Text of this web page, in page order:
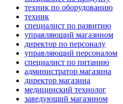
техник по оборудованию
техник
специалист по развитию
управляющий магазином
директор по персоналу
управляющий персоналом
специалист по питанию
администратор магазина
директор магазина
медицинский технолог
заведующий магазином